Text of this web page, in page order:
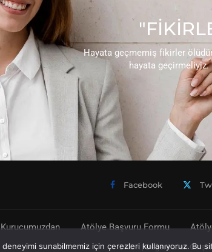
Hayata geçmemiş fikirler
hayata
Facebook
Kurucumuzdan Atölye Başvuru Formu
DKGK | Değer Katan
sunabilmemiz için çerezleri kullanıyoruz. Bu